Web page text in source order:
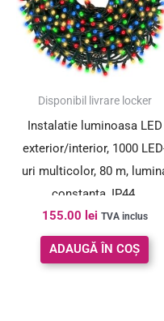
Disponibil livrare locker
Instalatie luminoasa LED
exterior/interior, 1000
uri multicolor, 80 m,
constanta, IP44,
conectabila
155.00 lei TVA inclus
ADAUGĂ ÎN COȘ